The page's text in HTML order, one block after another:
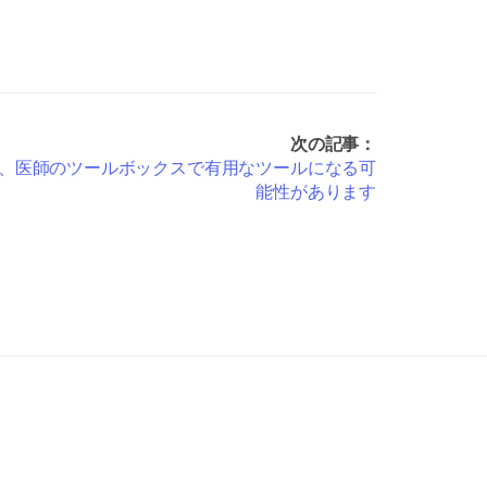
次の記事：
医師のツールボックスで有用なツールになる可
能性があります